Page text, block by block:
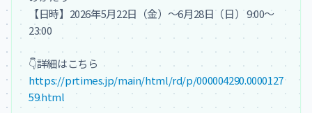
【日時】2026年5月22日（金）～6月28日（日） 9:00～
23:00
https://prtimes.jp/main/html/rd/p/000004290.0000127
59.html